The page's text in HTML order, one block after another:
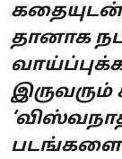
தானாக
இருவரும்
படங்களை